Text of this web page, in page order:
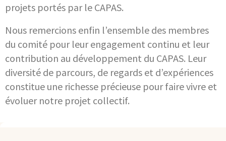
projets portés par le CAPAS.
Nous remercions enfin l’ensemble des membres
du comité pour leur engagement continu et leur
contribution au développement du CAPAS. Leur
diversité de parcours, de regards et d’expériences
constitue une richesse précieuse pour faire vivre et
évoluer notre projet collectif.